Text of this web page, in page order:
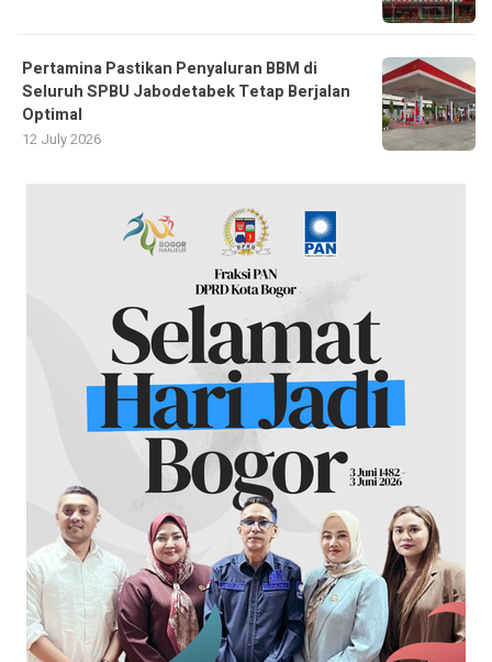
Pertamina Pastikan Penyaluran BBM di
Seluruh SPBU Jabodetabek Tetap Berjalan
Optimal
12 July 2026